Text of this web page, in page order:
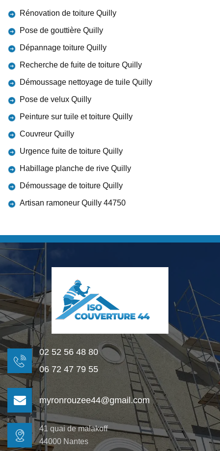
Rénovation de toiture Quilly
Pose de gouttière Quilly
Dépannage toiture Quilly
Recherche de fuite de toiture Quilly
Démoussage nettoyage de tuile Quilly
Pose de velux Quilly
Peinture sur tuile et toiture Quilly
Couvreur Quilly
Urgence fuite de toiture Quilly
Habillage planche de rive Quilly
Démoussage de toiture Quilly
Artisan ramoneur Quilly 44750
02 52 56 48 80
06 72 47 79 55
myronrouzee44@gmail.com
41 quai de malakoff
44000 Nantes